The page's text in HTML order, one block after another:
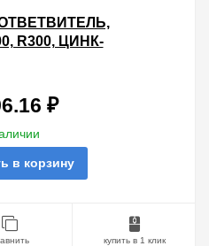
R300, ЦИНК-
₽
в корзину
купить в 1 клик